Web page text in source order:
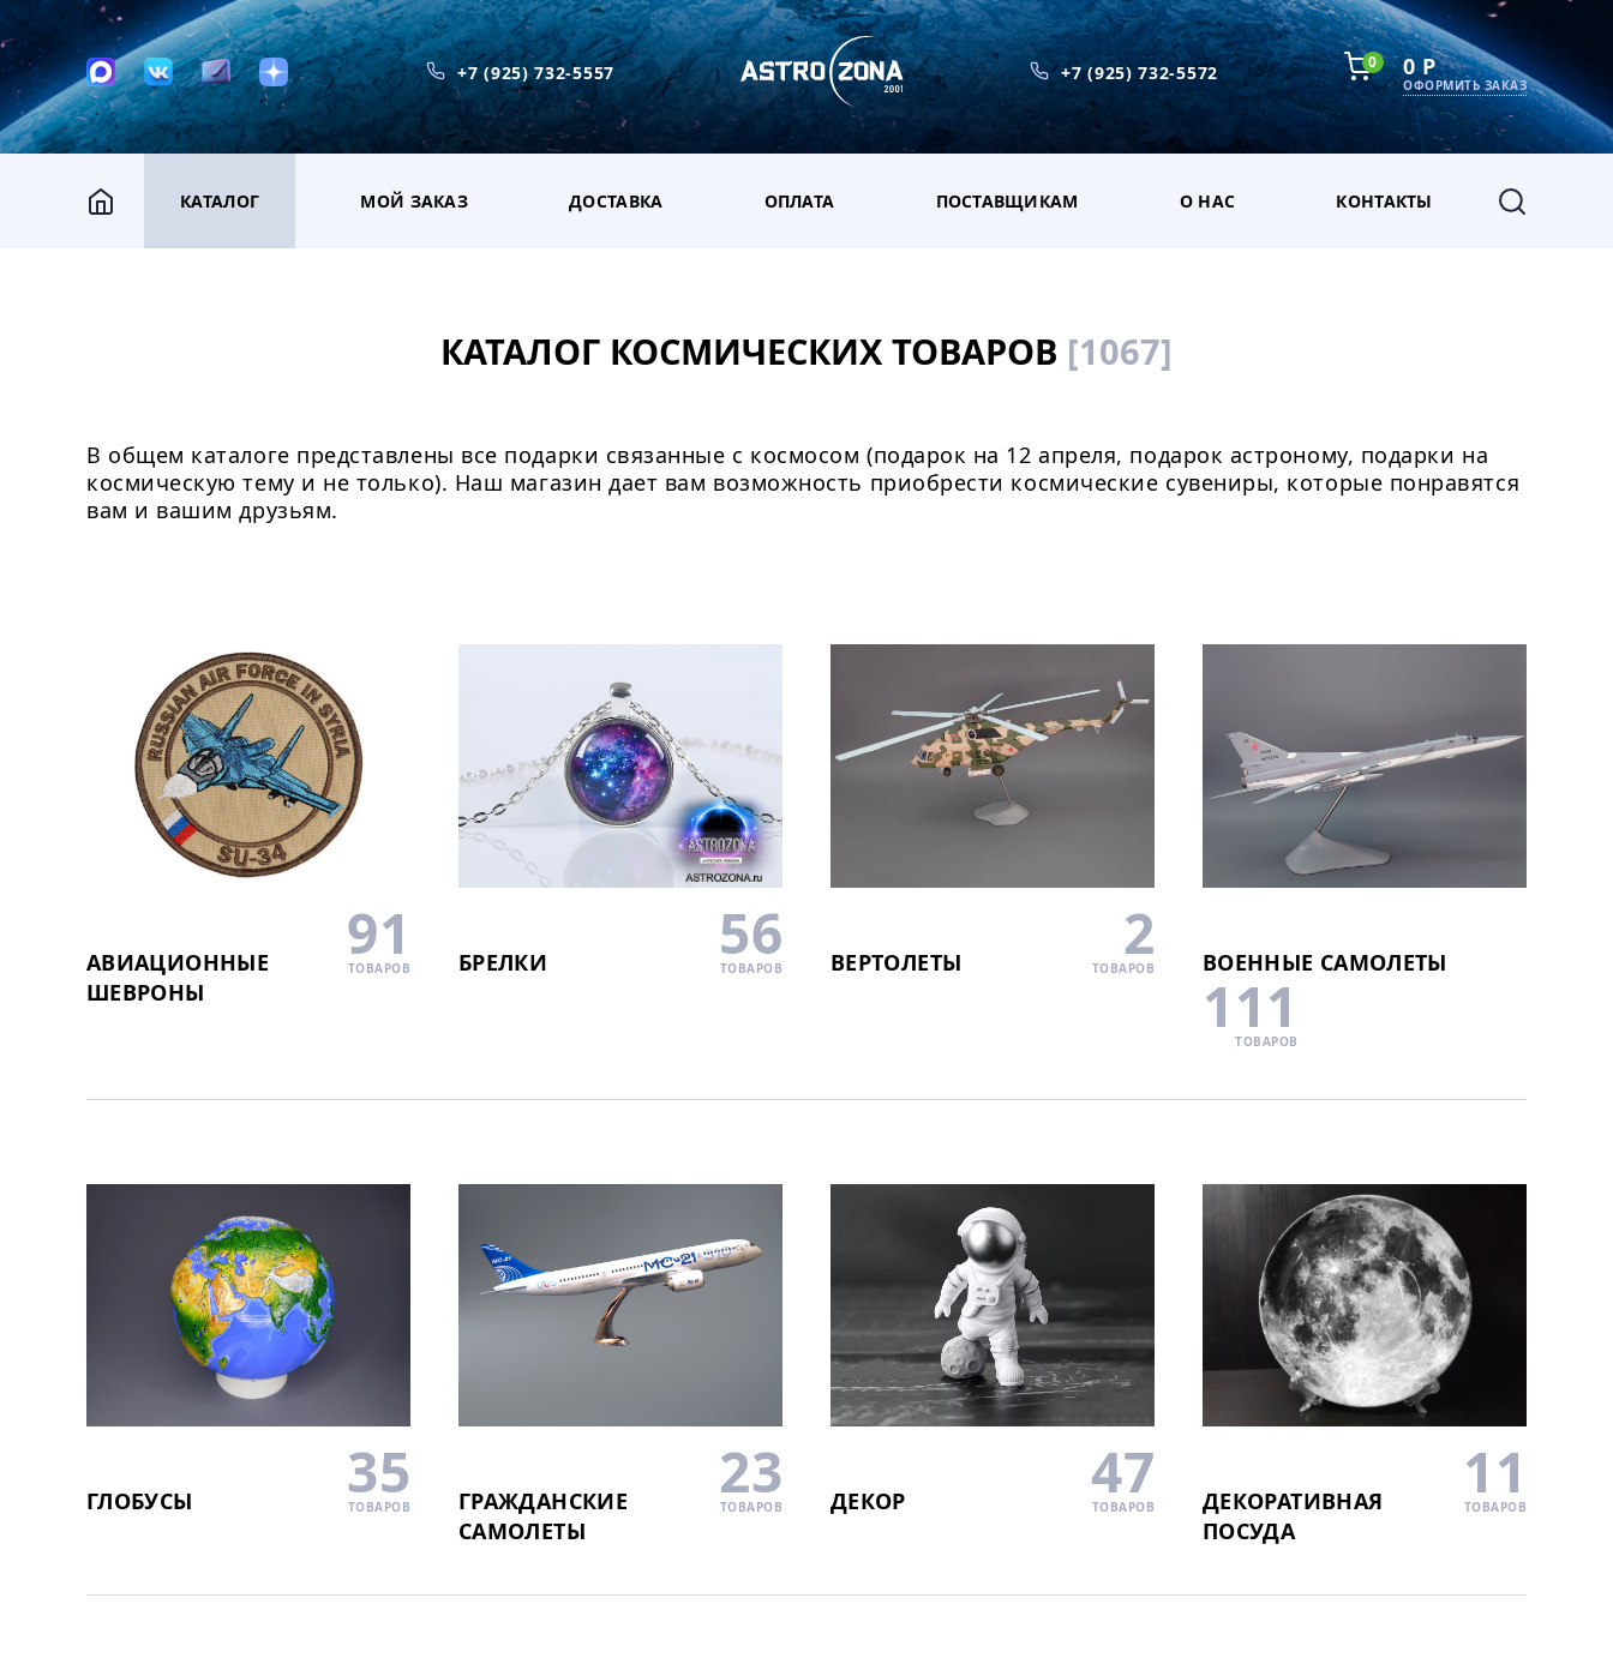
+7 (925) 732-5557 +7 (925) 732-5572 0 0 Р
ОФОРМИТЬ ЗАКАЗ
КАТАЛОГ МОЙ ЗАКАЗ ДОСТАВКА ОПЛАТА ПОСТАВЩИКАМ О НАС КОНТАКТЫ
КАТАЛОГ КОСМИЧЕСКИХ ТОВАРОВ [1067]
В общем каталоге представлены все подарки связанные с космосом (подарок на 12 апреля, подарок астроному, подарки на
космическую тему и не только). Наш магазин дает вам возможность приобрести космические сувениры, которые понравятся
вам и вашим друзьям.
АВИАЦИОННЫЕ
ШЕВРОНЫ
91
ТОВАРОВ БРЕЛКИ 56
ТОВАРОВ ВЕРТОЛЕТЫ 2
ТОВАРОВ ВОЕННЫЕ САМОЛЕТЫ
111
ТОВАРОВ
ГЛОБУСЫ 35
ТОВАРОВ
ГРАЖДАНСКИЕ
САМОЛЕТЫ
23
ТОВАРОВ ДЕКОР 47
ТОВАРОВ
ДЕКОРАТИВНАЯ
ПОСУДА
11
ТОВАРОВ